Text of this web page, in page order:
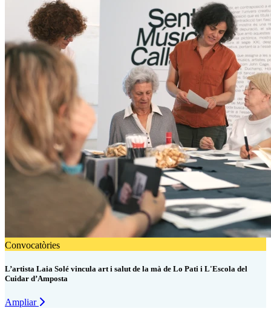
Convocatòries
L’artista Laia Solé vincula art i salut de la mà de Lo Pati i L'Escola del
Cuidar d’Amposta
Ampliar